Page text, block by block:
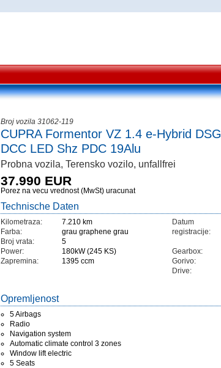
Broj vozila 31062-119
CUPRA Formentor VZ 1.4 e-Hybrid DSG
DCC LED Shz PDC 19Alu
Probna vozila, Terensko vozilo, unfallfrei
37.990 EUR
Porez na vecu vrednost (MwSt) uracunat
Technische Daten
Kilometraza:
7.210 km
Farba:
grau graphene grau
Broj vrata:
5
Power:
180kW (245 KS)
Zapremina:
1395 ccm
Datum
registracije:
Gearbox:
Gorivo:
Drive:
Opremljenost
5 Airbags
Radio
Navigation system
Automatic climate control 3 zones
Window lift electric
5 Seats